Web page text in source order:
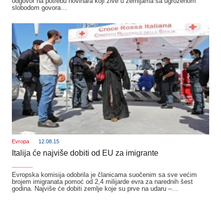
slobodom govora…
Evropa 12.08.15
Italija će najviše dobiti od EU za imigrante
Evropska komisija odobrila je članicama suočenim sa sve većim
brojem imigranata pomoć od 2,4 milijarde evra za narednih šest
godina. Najviše će dobiti zemlje koje su prve na udaru –…